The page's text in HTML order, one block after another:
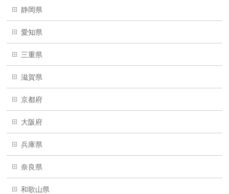
静岡県
愛知県
三重県
滋賀県
京都府
大阪府
兵庫県
奈良県
和歌山県